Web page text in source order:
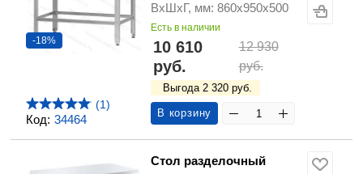
Код: 34464
-18%
(1)
ВхШхГ, мм: 860х950х500
Есть в наличии
10 610
руб.
12 930
руб.
Выгода 2 320 руб.
В корзину
Стол разделочный